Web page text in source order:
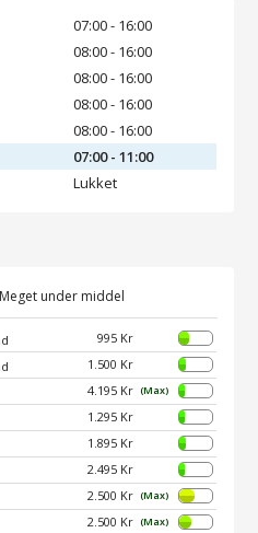
07:00 - 16:00
08:00 - 16:00
08:00 - 16:00
08:00 - 16:00
08:00 - 16:00
07:00 - 11:00
Lukket
Meget under middel
995 Kr
1.500 Kr
4.195 Kr (Max)
1.295 Kr
1.895 Kr
2.495 Kr
2.500 Kr (Max)
2.500 Kr (Max)